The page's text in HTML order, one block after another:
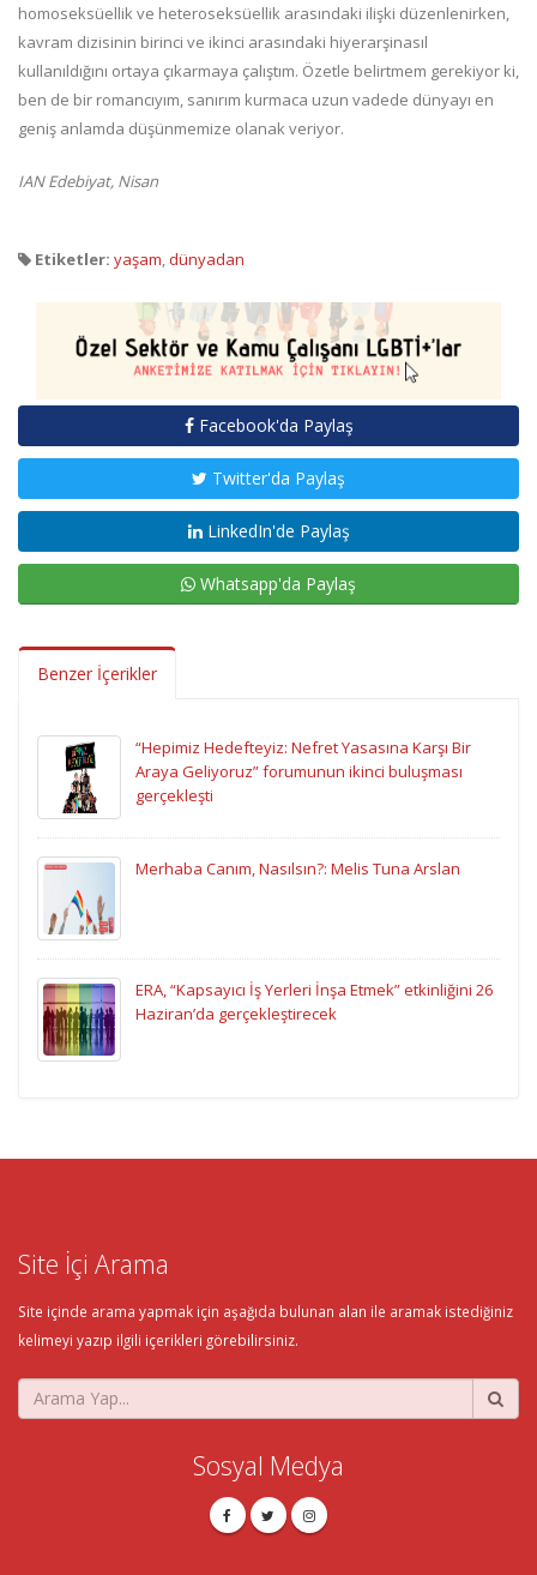
homoseksüellik ve heteroseksüellik arasındaki ilişki düzenlenirken,
kavram dizisinin birinci ve ikinci arasındaki hiyerarşinasıl
kullanıldığını ortaya çıkarmaya çalıştım. Özetle belirtmem gerekiyor ki,
ben de bir romancıyım, sanırım kurmaca uzun vadede dünyayı en
geniş anlamda düşünmemize olanak veriyor.
IAN Edebiyat, Nisan
Etiketler: yaşam,dünyadan
Facebook'da Paylaş
Twitter'da Paylaş
LinkedIn'de Paylaş
Whatsapp'da Paylaş
Benzer İçerikler
“Hepimiz Hedefteyiz: Nefret Yasasına Karşı Bir
Araya Geliyoruz” forumunun ikinci buluşması
gerçekleşti
Merhaba Canım, Nasılsın?: Melis Tuna Arslan
ERA, “Kapsayıcı İş Yerleri İnşa Etmek” etkinliğini 26
Haziran’da gerçekleştirecek
Site İçi Arama
Site içinde arama yapmak için aşağıda bulunan alan ile aramak istediğiniz
kelimeyi yazıp ilgili içerikleri görebilirsiniz.
Sosyal Medya